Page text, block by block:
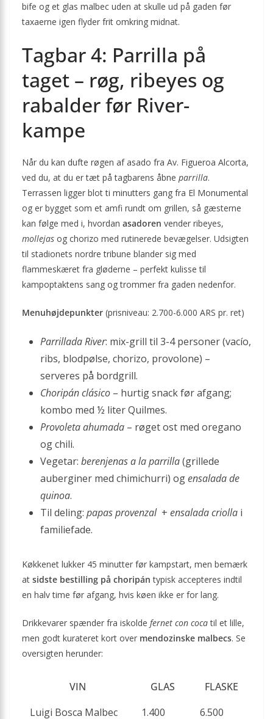
bife og et glas malbec uden at skulle ud på gaden før
taxa­erne igen flyder frit omkring midnat.
Tagbar 4: Parrilla på
taget – røg, ribeyes og
rabalder før River-
kampe
Når du kan dufte røgen af asado fra Av. Figueroa Alcorta,
ved du, at du er tæt på tagbarens åbne parrilla.
Terrassen ligger blot ti minutters gang fra El Monumental
og er bygget som et amfi rundt om grillen, så gæsterne
kan følge med i, hvordan asadoren vender ribeyes,
mollejas og chorizo med rutinerede bevægelser. Udsigten
til stadionets nordre tribune blander sig med
flammeskæret fra gløderne – perfekt kulisse til
kampoptaktens sang og trommer fra gaden nedenfor.
Menuhøjdepunkter (prisniveau: 2.700-6.000 ARS pr. ret)
Parrillada River: mix-grill til 3-4 personer (vacío,
ribs, blodpølse, chorizo, provolone) –
serveres på bordgrill.
Choripán clásico – hurtig snack før afgang;
kombo med ½ liter Quilmes.
Provoleta ahumada – røget ost med oregano
og chili.
Vegetar: berenjenas a la parrilla(grillede
auberginer med chimichurri) ogensalada de
quinoa.
Til deling: papas provenzal+ ensalada criolla i
familiefade.
Køkkenet lukker 45 minutter før kampstart, men bemærk
at sidste bestilling på choripán typisk accepteres indtil
en halv time før afgang, hvis køen ikke er for lang.
Drikkevarer spænder fra iskolde fernet con cocatil et lille,
men godt kurateret kort over mendozinske malbecs. Se
oversigten herunder:
VIN GLAS
FLASKE
Luigi Bosca Malbec
1.400 6.500